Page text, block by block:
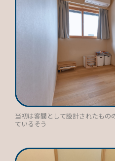
当初は客間として設計されたもの
ているそう